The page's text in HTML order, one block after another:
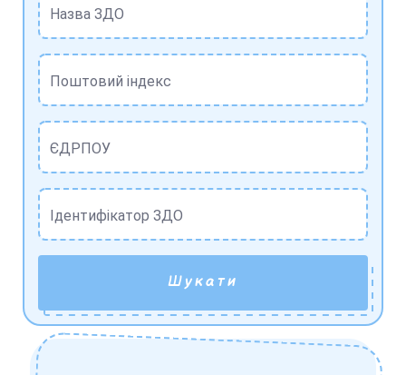
Назва ЗДО
Поштовий індекс
ЄДРПОУ
Ідентифікатор ЗДО
Шукати